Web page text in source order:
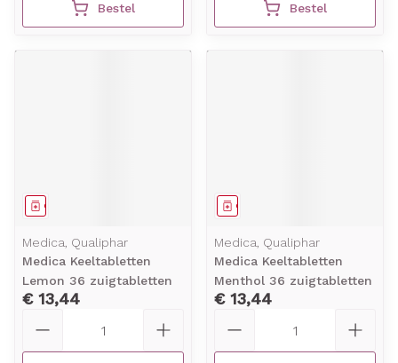
Bestel Bestel
Geneesmiddel
Medica, Qualiphar
Medica Keeltabletten
Lemon 36 zuigtabletten
€ 13,44
Geneesmiddel
Medica, Qualiphar
Medica Keeltabletten
Menthol 36 zuigtabletten
€ 13,44